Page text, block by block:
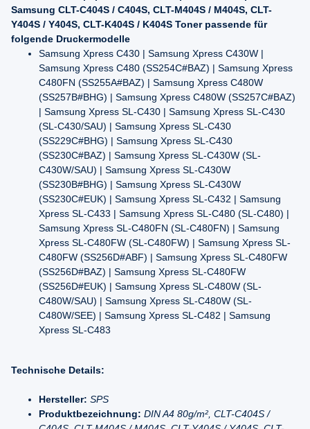
Samsung CLT-C404S / C404S, CLT-M404S / M404S, CLT-
Y404S / Y404S, CLT-K404S / K404S Toner passende für
folgende Druckermodelle
Samsung Xpress C430 | Samsung Xpress C430W |
Samsung Xpress C480 (SS254C#BAZ) | Samsung Xpress
C480FN (SS255A#BAZ) | Samsung Xpress C480W
(SS257B#BHG) | Samsung Xpress C480W (SS257C#BAZ)
| Samsung Xpress SL-C430 | Samsung Xpress SL-C430
(SL-C430/SAU) | Samsung Xpress SL-C430
(SS229C#BHG) | Samsung Xpress SL-C430
(SS230C#BAZ) | Samsung Xpress SL-C430W (SL-
C430W/SAU) | Samsung Xpress SL-C430W
(SS230B#BHG) | Samsung Xpress SL-C430W
(SS230C#EUK) | Samsung Xpress SL-C432 | Samsung
Xpress SL-C433 | Samsung Xpress SL-C480 (SL-C480) |
Samsung Xpress SL-C480FN (SL-C480FN) | Samsung
Xpress SL-C480FW (SL-C480FW) | Samsung Xpress SL-
C480FW (SS256D#ABF) | Samsung Xpress SL-C480FW
(SS256D#BAZ) | Samsung Xpress SL-C480FW
(SS256D#EUK) | Samsung Xpress SL-C480W (SL-
C480W/SAU) | Samsung Xpress SL-C480W (SL-
C480W/SEE) | Samsung Xpress SL-C482 | Samsung
Xpress SL-C483
Technische Details:
Hersteller: SPS
Produktbezeichnung: DIN A4 80g/m², CLT-C404S /